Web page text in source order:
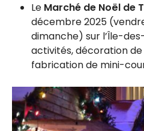
Le Marché de Noël de
décembre 2025
dimanche) sur l’Île-
activités, décoration
fabrication de mini-